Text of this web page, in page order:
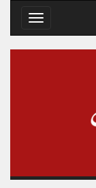
Toggle